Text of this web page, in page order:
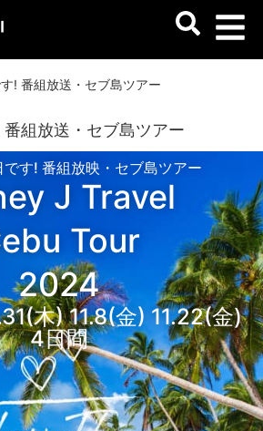
! 番組放送・セブ島ツアー
組放送・セブ島ツアー
です! 番組放映・セブ島ツアー
J Travel
Tour
2024
木) 11.8(金) 11.22(金)
4日間